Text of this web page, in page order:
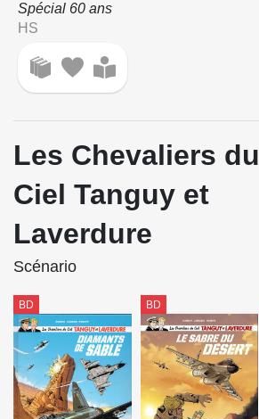
Spécial 60 ans
HS
Les Chevaliers du
Ciel Tanguy et
Laverdure
Scénario
BD BD